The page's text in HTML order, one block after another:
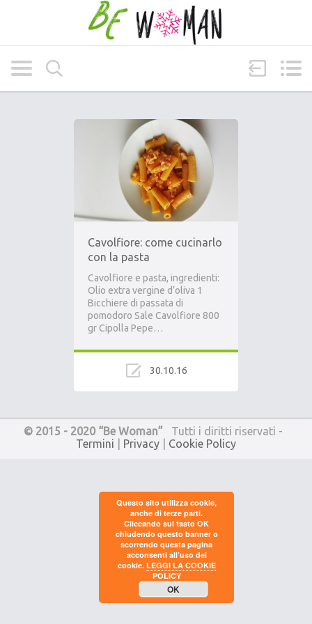
Cavolfiore: come cucinarlo
con la pasta
Cavolfiore e pasta, ingredienti:
Olio extra vergine d’oliva 1
Bicchiere di passata di
pomodoro Sale Cavolfiore 800
gr Cipolla Pepe…
30.10.16
© 2015 - 2020 “Be Woman” Tutti i diritti riservati -
Termini
Privacy Cookie Policy
Questo sito utilizza cookie,
anche di terze parti.
Cliccando sul tasto OK
chiudendo questo banner o
scorrendo questa pagina
acconsenti all’uso dei
cookie. LEGGI LA COOKIE
POLICY
OK